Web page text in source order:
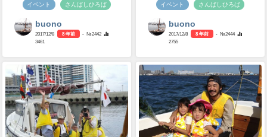
イベント さんばしひろば
buono
2017/12/8 8 年前
- №2442
3461
イベント さんばしひろば
buono
2017/12/8 8 年前
- №2444
2755